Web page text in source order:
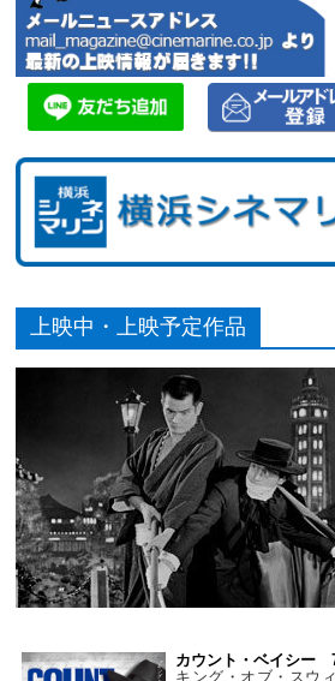
上映中・上映予定作品
カウント・ベイシー
キング・オブ・スウ